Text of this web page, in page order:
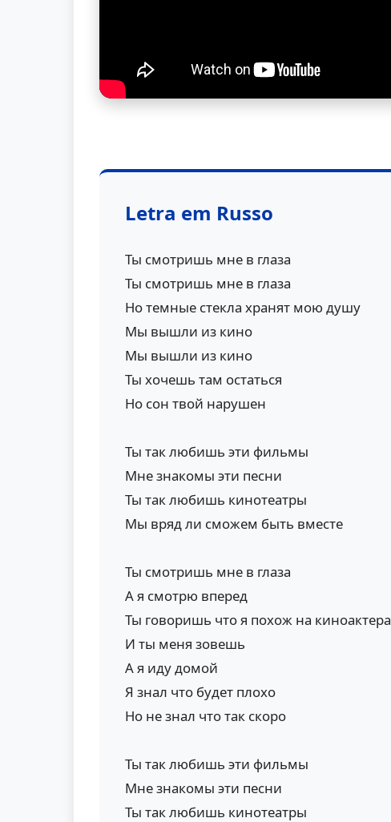
Letra em Russo
Ты смотришь мне в глаза
Ты смотришь мне в глаза
Но темные стекла хранят мою душу
Мы вышли из кино
Мы вышли из кино
Ты хочешь там остаться
Но сон твой нарушен
Ты так любишь эти фильмы
Мне знакомы эти песни
Ты так любишь кинотеатры
Мы вряд ли сможем быть вместе
Ты смотришь мне в глаза
А я смотрю вперед
Ты говоришь что я похож на киноактера
И ты меня зовешь
А я иду домой
Я знал что будет плохо
Но не знал что так скоро
Ты так любишь эти фильмы
Мне знакомы эти песни
Ты так любишь кинотеатры